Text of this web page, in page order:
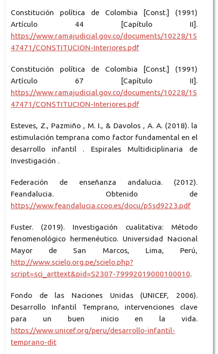
Constitución política de Colombia [Const.] (1991)
Artículo 44 [Capítulo II].
https://www.ramajudicial.gov.co/documents/10228/15
47471/CONSTITUCION-Interiores.pdf
Constitución política de Colombia [Const.] (1991)
Artículo 67 [Capítulo II].
https://www.ramajudicial.gov.co/documents/10228/15
47471/CONSTITUCION-Interiores.pdf
Esteves, Z., Pazmiño , M. I., & Davolos , A. A. (2018). la
estimulación temprana como factor fundamental en el
desarrollo infantil . Espirales Multidiciplinaria de
Investigación .
Federación de enseñanza andalucia. (2012).
Feandalucia. Obtenido de
https://www.feandalucia.ccoo.es/docu/p5sd9223.pdf
Fuster. (2019). Investigación cualitativa: Método
fenomenológico hermenéutico. Universidad Nacional
Mayor de San Marcos, Lima, Perú,
http://www.scielo.org.pe/scielo.php?
script=sci_arttext&pid=S2307-79992019000100010.
Fondo de las Naciones Unidas (UNICEF, 2006).
Desarrollo Infantil Temprano, intervenciones clave
para un buen inicio en la vida.
https://www.unicef.org/peru/desarrollo-infantil-
temprano-dit